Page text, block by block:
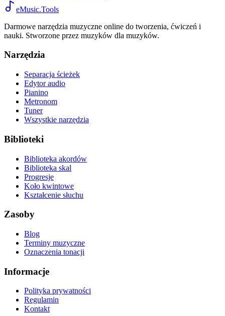
eMusic.Tools
Darmowe narzędzia muzyczne online do tworzenia, ćwiczeń i
nauki. Stworzone przez muzyków dla muzyków.
Narzędzia
Separacja ścieżek
Edytor audio
Pianino
Metronom
Tuner
Wszystkie narzędzia
Biblioteki
Biblioteka akordów
Biblioteka skal
Progresje
Koło kwintowe
Kształcenie słuchu
Zasoby
Blog
Terminy muzyczne
Oznaczenia tonacji
Informacje
Polityka prywatności
Regulamin
Kontakt